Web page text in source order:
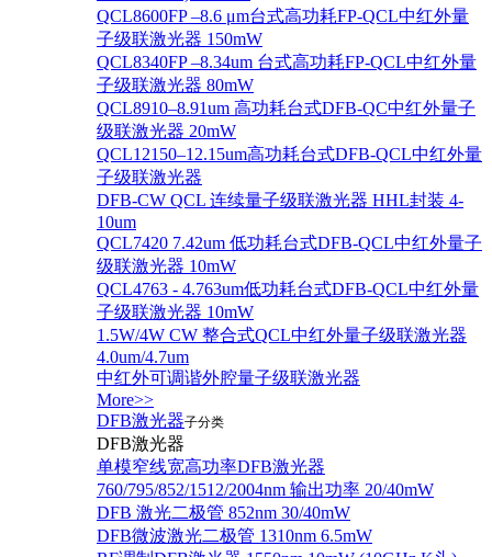
QCL8600FP –8.6 μm台式高功耗FP-QCL中红外量
子级联激光器 150mW
QCL8340FP –8.34um 台式高功耗FP-QCL中红外量
子级联激光器 80mW
QCL8910–8.91um 高功耗台式DFB-QC中红外量子
级联激光器 20mW
QCL12150–12.15um高功耗台式DFB-QCL中红外量
子级联激光器
DFB-CW QCL 连续量子级联激光器 HHL封装 4-
10um
QCL7420 7.42um 低功耗台式DFB-QCL中红外量子
级联激光器 10mW
QCL4763 - 4.763um低功耗台式DFB-QCL中红外量
子级联激光器 10mW
1.5W/4W CW 整合式QCL中红外量子级联激光器
4.0um/4.7um
中红外可调谐外腔量子级联激光器
More>>
DFB激光器子分类
DFB激光器
单模窄线宽高功率DFB激光器
760/795/852/1512/2004nm 输出功率 20/40mW
DFB 激光二极管 852nm 30/40mW
DFB微波激光二极管 1310nm 6.5mW